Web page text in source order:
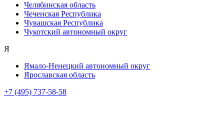
Челябинская область
Чеченская Республика
Чувашская Республика
Чукотский автономный округ
Я
Ямало-Ненецкий автономный округ
Ярославская область
+7 (495) 737-58-58